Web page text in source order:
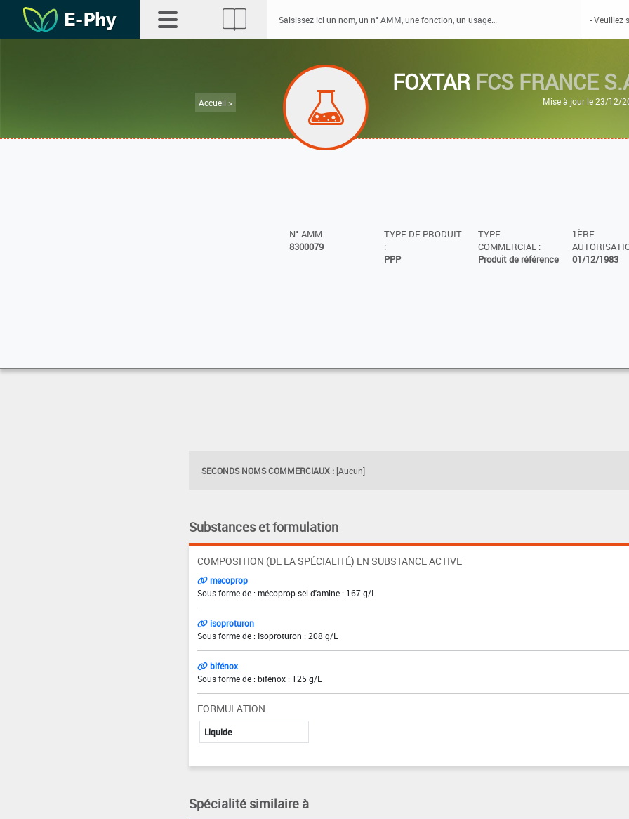
Accueil >
FOXTAR FCS FRANCE
Mise à jour le 23/12/
N° AMM
8300079
TYPE DE PRODUIT
:
PPP
TYPE
COMMERCIAL :
Produit de référence
1ÈRE
01/12/1983
SECONDS NOMS COMMERCIAUX : [Aucun]
Substances et formulation
COMPOSITION (DE LA SPÉCIALITÉ) EN SUBSTANCE ACTIVE
mecoprop
Sous forme de : mécoprop sel d'amine : 167 g/L
isoproturon
Sous forme de : Isoproturon : 208 g/L
bifénox
Sous forme de : bifénox : 125 g/L
FORMULATION
Liquide
Spécialité similaire à